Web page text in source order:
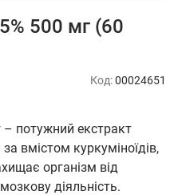
500 мг (60
Код:00024651
– потужний екстракт
вмістом куркуміноїдів,
організм від
діяльність.